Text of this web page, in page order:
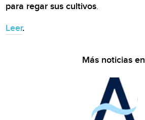
para regar sus cultivos.
Leer.
Más noticias en